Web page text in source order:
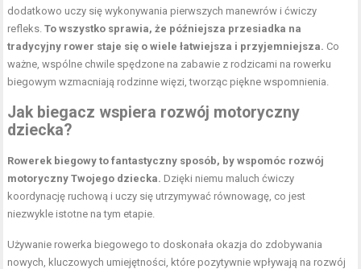
dodatkowo uczy się wykonywania pierwszych manewrów i ćwiczy
refleks.To wszystko sprawia, że późniejsza przesiadka na
tradycyjny rower staje się o wiele łatwiejsza i przyjemniejsza. Co
ważne, wspólne chwile spędzone na zabawie z rodzicami na rowerku
biegowym wzmacniają rodzinne więzi, tworząc piękne wspomnienia.
Jak biegacz wspiera rozwój motoryczny
dziecka?
Rowerek biegowy to fantastyczny sposób, by wspomóc rozwój
motoryczny Twojego dziecka. Dzięki niemu maluch ćwiczy
koordynację ruchową i uczy się utrzymywać równowagę, co jest
niezwykle istotne na tym etapie.
Używanie rowerka biegowego to doskonała okazja do zdobywania
nowych, kluczowych umiejętności, które pozytywnie wpływają na rozwój